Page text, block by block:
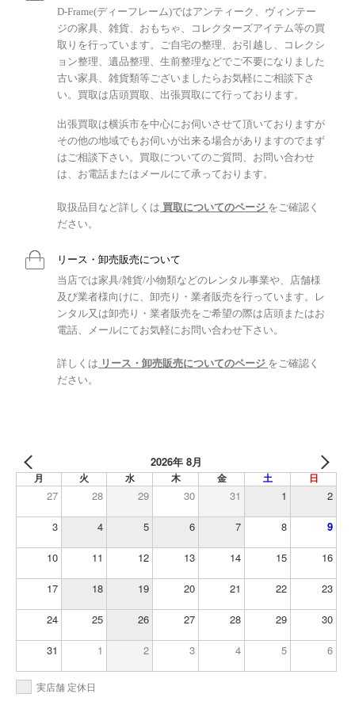
D-Frame(ディーフレーム)ではアンティーク、ヴィンテー
ジの家具、雑貨、おもちゃ、コレクターズアイテム等の買
取りを行っています。ご自宅の整理、お引越し、コレクシ
ョン整理、遺品整理、生前整理などでご不要になりました
古い家具、雑貨類等ございましたらお気軽にご相談下さ
い。買取は店頭買取、出張買取にて行っております。
出張買取は横浜市を中心にお伺いさせて頂いておりますが
その他の地域でもお伺いが出来る場合がありますのでまず
はご相談下さい。買取についてのご質問、お問い合わせ
は、お電話またはメールにて承っております。
取扱品目など詳しくは 買取についてのページ をご確認く
ださい。
リース・卸売販売について
当店では家具/雑貨/小物類などのレンタル事業や、店舗様
及び業者様向けに、卸売り・業者販売を行っています。レ
ンタル又は卸売り・業者販売をご希望の際は店頭またはお
電話、メールにてお気軽にお問い合わせ下さい。
詳しくは リース・卸売販売についてのページ をご確認く
ださい。
2026年 8月
月 火 水 木 金 土 日
27 28 29 30 31 1 2
3 4 5 6 7 8 9
10 11 12 13 14 15 16
17 18 19 20 21 22 23
24 25 26 27 28 29 30
31 1 2 3 4 5 6
実店舗 定休日